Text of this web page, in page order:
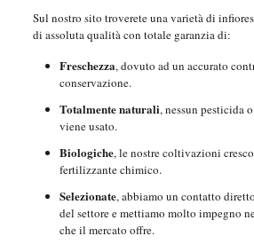
Sul nostro sito troverete una varietà di
di assoluta qualità con totale garanzia di:
Freschezza, dovuto ad un accurato
conservazione.
Totalmente naturali, nessun pesticida
viene usato.
Biologiche, le nostre coltivazioni
fertilizzante chimico.
Selezionate, abbiamo un contatto
del settore e mettiamo molto impegno
che il mercato offre.